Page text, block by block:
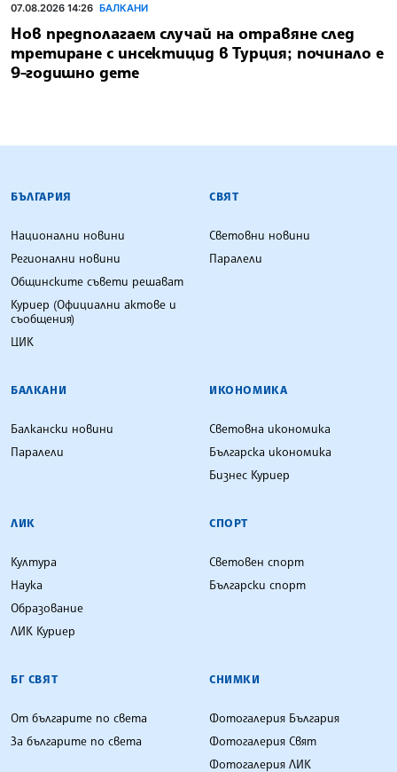
07.08.2026 14:26 БАЛКАНИ
Нов предполагаем случай на отравяне след
третиране с инсектицид в Турция; починало е
9-годишно дете
БЪЛГАРСКА ТЕЛЕГРАФНА АГЕНЦИЯ
БЪЛГАРИЯ
Национални новини
Регионални новини
Общинските съвети решават
Куриер (Официални актове и
съобщения)
ЦИК
СВЯТ
Световни новини
Паралели
БАЛКАНИ
Балкански новини
Паралели
ИКОНОМИКА
Световна икономика
Българска икономика
Бизнес Куриер
ЛИК
Култура
Наука
Образование
ЛИК Куриер
СПОРТ
Световен спорт
Български спорт
БГ СВЯТ
От българите по света
За българите по света
СНИМКИ
Фотогалерия България
Фотогалерия Свят
Фотогалерия ЛИК